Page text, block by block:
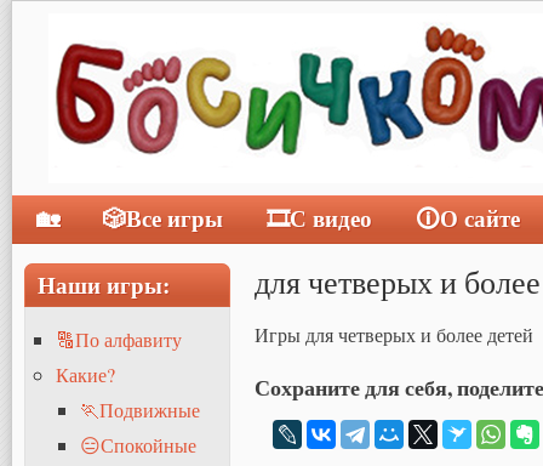
для четверых и
Игры для четверых и более детей
Сохраните для себя,
Главное меню
🏡 🎲Все игры 🎞С видео
🛈О сайте
Наши игры:
🔠По алфавиту
Какие?
🏃Подвижные
😑Спокойные